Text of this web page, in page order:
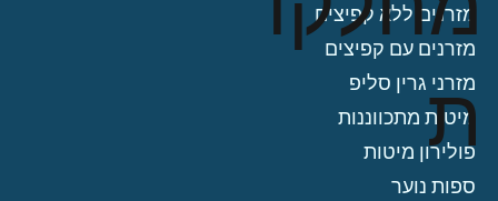
מזרנים ללא קפיצים
מזרנים עם קפיצים
מזרני גרין סליפ
מיטות מתכווננות
פולירון מיטות
ספות נוער
ת